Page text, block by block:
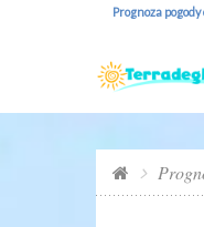
Prognoza